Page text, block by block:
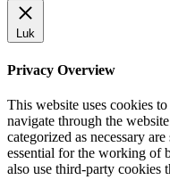
Luk
Privacy Overview
This website uses cookies
navigate through the
categorized as necessary
essential for the working of
also use third-party cookies